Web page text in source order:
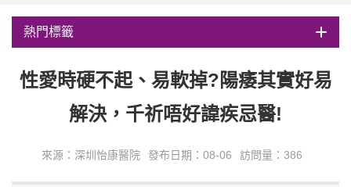
熱門標籤
性愛時硬不起、易軟掉?陽痿其實好易
解決，千祈唔好諱疾忌醫!
來源：深圳怡康醫院 發布日期：08-06 訪問量：386